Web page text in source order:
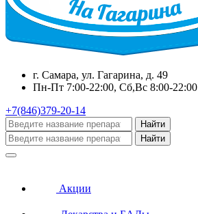
г. Самара, ул. Гагарина, д. 49
Пн-Пт 7:00-22:00, Сб,Вс 8:00-22:00
+7(846)379-20-14
Найти
Найти
Акции